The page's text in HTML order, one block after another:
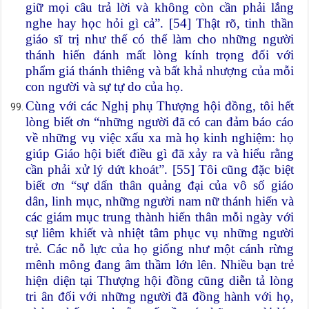
giữ mọi câu trả lời và không còn cần phải lắng
nghe hay học hỏi gì cả”. [54] Thật rõ, tinh thần
giáo sĩ trị như thế có thể làm cho những người
thánh hiến đánh mất lòng kính trọng đối với
phẩm giá thánh thiêng và bất khả nhượng của mỗi
con người và sự tự do của họ.
Cùng với các Nghị phụ Thượng hội đồng, tôi hết
lòng biết ơn “những người đã có can đảm báo cáo
về những vụ việc xấu xa mà họ kinh nghiệm: họ
giúp Giáo hội biết điều gì đã xảy ra và hiểu rằng
cần phải xử lý dứt khoát”. [55] Tôi cũng đặc biệt
biết ơn “sự dấn thân quảng đại của vô số giáo
dân, linh mục, những người nam nữ thánh hiến và
các giám mục trung thành hiến thân mỗi ngày với
sự liêm khiết và nhiệt tâm phục vụ những người
trẻ. Các nỗ lực của họ giống như một cánh rừng
mênh mông đang âm thầm lớn lên. Nhiều bạn trẻ
hiện diện tại Thượng hội đồng cũng diễn tả lòng
tri ân đối với những người đã đồng hành với họ,